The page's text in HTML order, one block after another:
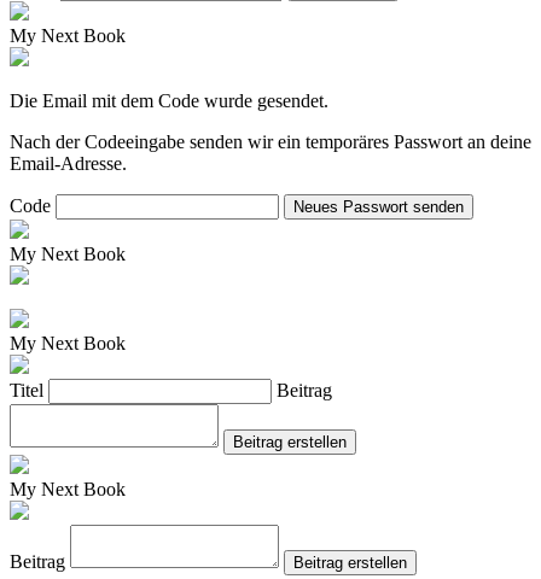
My Next Book
Die Email mit dem Code wurde gesendet.
Nach der Codeeingabe senden wir ein temporäres Passwort an deine
Email-Adresse.
Code Neues Passwort senden
My Next Book
My Next Book
Titel Beitrag
Beitrag erstellen
My Next Book
Beitrag Beitrag erstellen